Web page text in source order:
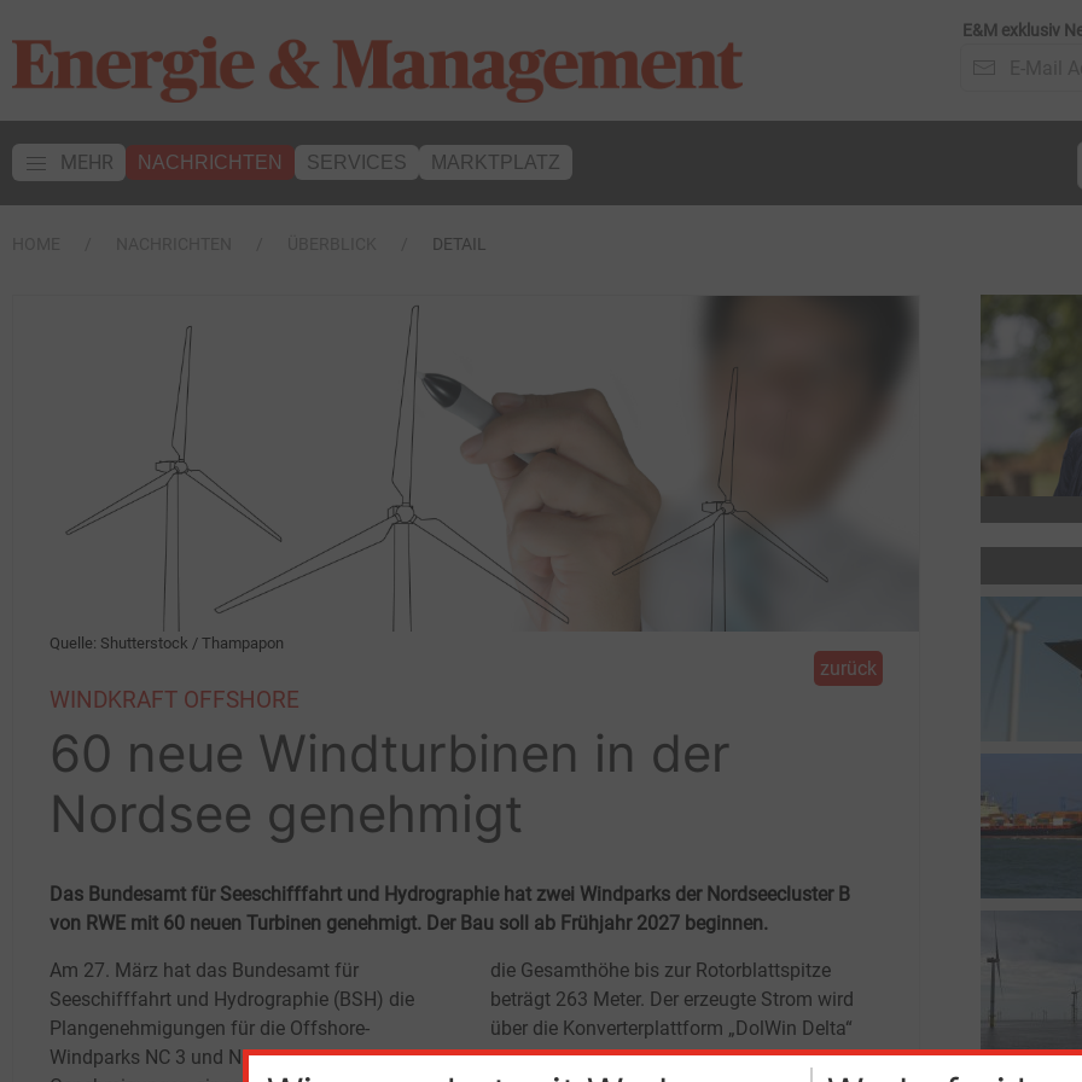
E&M exklusiv
MEHR NACHRICHTEN SERVICES MARKTPLATZ
DETAIL
Quelle: Shutterstock / Thampapon
zurück
WINDKRAFT OFFSHORE
60 neue Windturbinen in der
Nordsee genehmigt
Das Bundesamt für Seeschifffahrt und Hydrographie hat zwei Windparks der Nordseecluster B
von RWE mit 60 neuen Turbinen genehmigt. Der Bau soll ab Frühjahr 2027 beginnen.
Am 27. März hat das Bundesamt für
Seeschifffahrt und Hydrographie (BSH) die
Plangenehmigungen für die Offshore-
Windparks NC 3 und NC 4 erteilt. Die
die Gesamthöhe bis zur Rotorblattspitze
beträgt 263 Meter. Der erzeugte Strom wird
über die Konverterplattform „DolWin Delta“
und das Netzanbindungssystem NOR-3-2 ins